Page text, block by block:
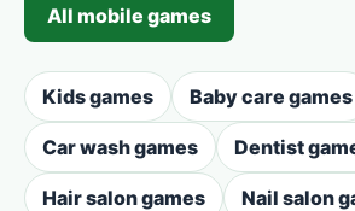
All mobile games
Kids games Baby care games
Car wash games Dentist
Hair salon games Nail salon